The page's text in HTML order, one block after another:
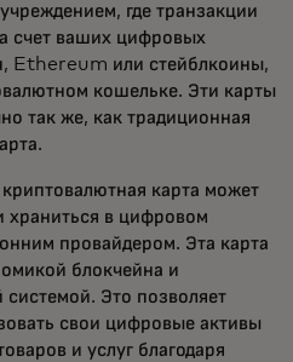
где транзакции
счет ваших цифровых
Ethereum или стейблкоины,
кошельке. Эти карты
так же, как традиционная
карта может
храниться в цифровом
провайдером. Эта карта
блокчейна и
Это позволяет
свои цифровые активы
и услуг благодаря